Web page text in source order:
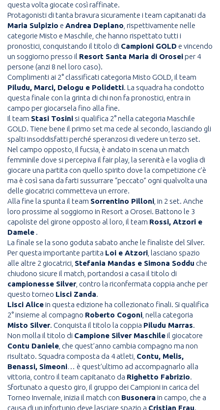
questa volta giocate così raffinate.
Protagonisti di tanta bravura sicuramente i team capitanati da
Maria Sulpizio e Andrea Deplano , rispettivamente nelle
categorie Misto e Maschile, che hanno rispettato tutti i
pronostici, conquistando il titolo di Campioni GOLD e vincendo
un soggiorno presso il Resort Santa Maria di Oroseiper 4
persone (anzi 8 nel loro caso).
Complimenti ai 2° classificati categoria Misto GOLD, il team
Piludu, Marci, Delogu e Polidetti. La squadra ha condotto
questa finale con la grinta di chi non fa pronostici, entra in
campo per giocarsela fino alla fine.
Il team Stasi Tosini si qualifica 2° nella categoria Maschile
GOLD. Tiene bene il primo set ma cede al secondo, lasciando gli
spalti insoddisfatti perché speranzosi di vedere un terzo set.
Nel campo opposto, il fucsia, è andato in scena un match
femminile dove si percepiva il fair play, la serenità e la voglia di
giocare una partita con quello spirito dove la competizione c’è
ma è così sana da farti sussurrare “peccato” ogni qualvolta una
delle giocatrici commetteva un errore.
Alla fine la spunta il team Sorrentino Pilloni , in 2 set. Anche
loro prossime al soggiorno in Resort a Orosei. Battono le 3
capoliste del girone opposto al loro, il team Rossi, Atzori e
Damele .
La finale se la sono goduta sabato anche le finaliste del Silver.
Per questa importante partita Loi e Atzori , lasciano spazio
alle altre 2 giocatrici, Stefania Mandas e Simona Soddu che
chiudono sicure il match, portandosi a casa il titolo di
campionesse Silver , contro la riconfermata coppia anche per
questo torneo Lisci Zanda.
Lisci Alicein questa edizione ha collezionato finali. Si qualifica
2° insieme al compagno Roberto Cogoni , nella categoria
Misto Silver. Conquista il titolo la coppia Piludu Marras.
Non molla il titolo di Campione Silver Maschileil giocatore
Contu Daniele , che quest’anno cambia compagno ma non
risultato. Squadra composta da 4 atleti, Contu, Melis,
Benassi, Simeoni… è quest’ultimo ad accompagnarlo alla
vittoria, contro il team capitanato da Righetto Fabrizio.
Sfortunato a questo giro, il gruppo dei Campioni in carica del
Torneo Invernale, inizia il match con Busonera in campo, che a
causa di un infortunio deve lasciare spazio a Cristian Frau.